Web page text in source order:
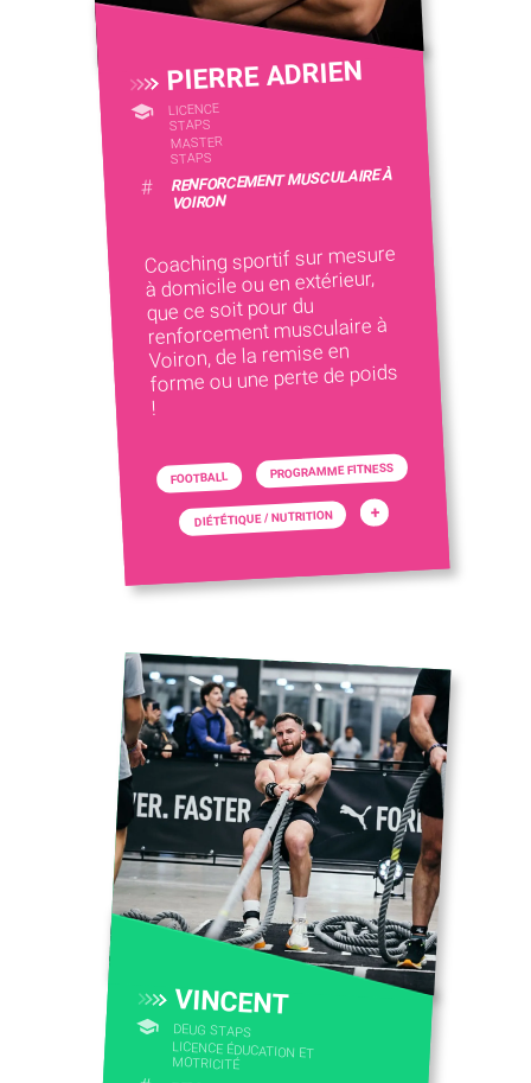
PIERRE ADRIEN
LICENCE
STAPS
MASTER
STAPS
# RENFORCEMENT MUSCULAIRE À
VOIRON
Coaching sportif sur mesure
à domicile ou en extérieur,
que ce soit pour du
renforcement musculaire à
Voiron, de la remise en
forme ou une perte de poids
!
FOOTBALL PROGRAMME FITNESS
DIÉTÉTIQUE / NUTRITION +
VINCENT
DEUG STAPS
LICENCE ÉDUCATION ET
MOTRICITÉ